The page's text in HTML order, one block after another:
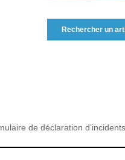
Rechercher un
de déclaration